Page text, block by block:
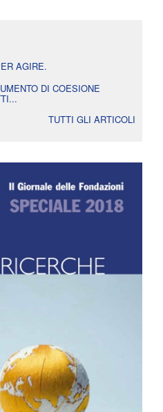
AGIRE.
DI COESIONE
TUTTI GLI ARTICOLI